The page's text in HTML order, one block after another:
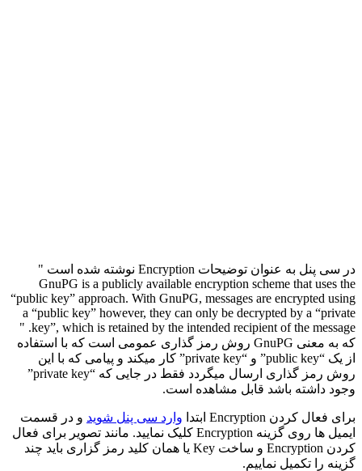
در سی پنل به عنوان توضیحات Encryption نوشته شده است "
GnuPG is a publicly available encryption scheme that uses the
“public key” approach. With GnuPG, messages are encrypted using
a “public key” however, they can only be decrypted by a “private
key”, which is retained by the intended recipient of the message. "
که به معنی GnuPG روش رمز گذاری عمومی است که با استفاده
از یک “public key” و “private key” کار میکند و پیامی که با این
روش رمز گذاری ارسال میگردد فقط در جایی که “private key”
وجود داشته باشد قابل مشاهده است.
برای فعال کردن Encryption ابتدا وارد سی پنل شوید و در قسمت
ایمیل ها روی گزینه Encryption کلیک نمایید. مانند تصویر برای فعال
کردن Encryption و ساخت Key یا همان کلید رمز گزاری باید چند
گزینه را تکمیل نماییم.